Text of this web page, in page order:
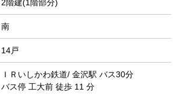
2階建(1階部分)
南
14戸
ＩＲいしかわ鉄道/ 金沢駅 バス30分
バス停 工大前 徒歩 11 分